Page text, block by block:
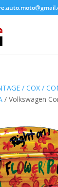
/ COX /
/ Volkswagen